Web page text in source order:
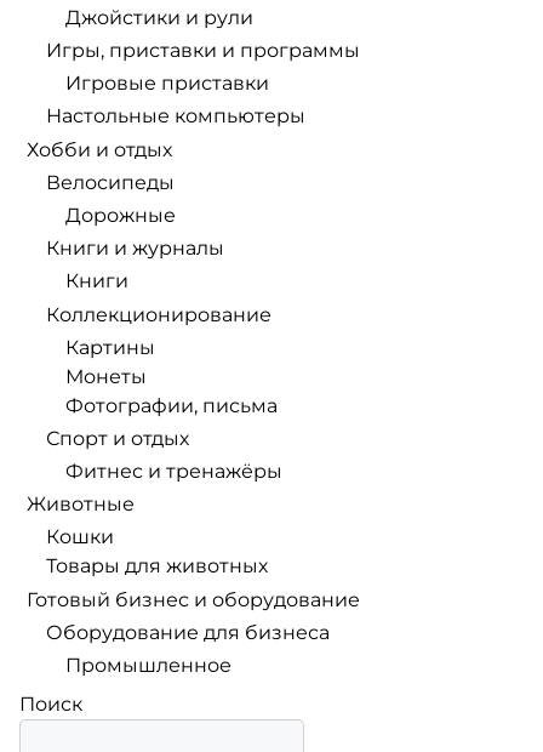
Джойстики и рули
Игры, приставки и программы
Игровые приставки
Настольные компьютеры
Хобби и отдых
Велосипеды
Дорожные
Книги и журналы
Книги
Коллекционирование
Картины
Монеты
Фотографии, письма
Спорт и отдых
Фитнес и тренажёры
Животные
Кошки
Товары для животных
Готовый бизнес и оборудование
Оборудование для бизнеса
Промышленное
Поиск